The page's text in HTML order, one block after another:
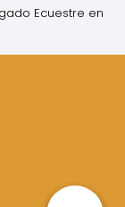
Ecuestre en